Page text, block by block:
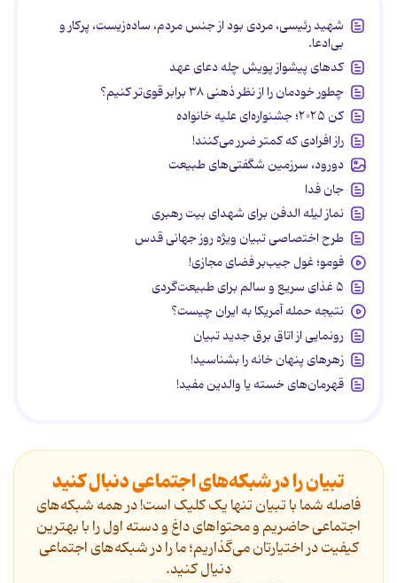
شهید رئیسی، مردی بود از جنس مردم، ساده‌زیست، پرکار و
بی‌ادعا.
کدهای پیشواز پویش چله دعای عهد
چطور خودمان را از نظر ذهنی ۳۸ برابر قوی‌تر کنیم؟
کن ۲۰۲۵؛ جشنواره‌ای علیه خانواده
راز افرادی که کمتر ضرر می‌کنند!
دورود، سرزمین شگفتی‌های طبیعت
جان فدا
نماز لیله الدفن برای شهدای بیت رهبری
طرح اختصاصی تبیان ویژه روز جهانی قدس
فومو؛ غول جیب‌بر فضای مجازی!
۵ غذای سریع و سالم برای طبیعت‌گردی
نتیجه حمله آمریکا به ایران چیست؟
رونمایی از اتاق برق جدید تبیان
زهرهای پنهان خانه را بشناسید!
قهرمان‌های خسته یا والدین مفید!
تبیان را در شبکه‌های اجتماعی دنبال کنید
فاصله شما با تبیان تنها یک کلیک است! در همه شبکه‌های
اجتماعی حاضریم و محتواهای داغ و دسته اول را با بهترین
کیفیت در اختیارتان می‌گذاریم؛ ما را در شبکه‌های اجتماعی
دنیال کنید.